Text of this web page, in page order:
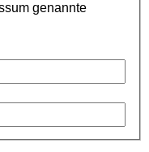
genannte